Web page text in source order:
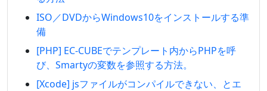
ISO／DVDからWindows10をインストールする準
備
[PHP] EC-CUBEでテンプレート内からPHPを呼
び、Smartyの変数を参照する方法。
[Xcode] jsファイルがコンパイルできない、とエ